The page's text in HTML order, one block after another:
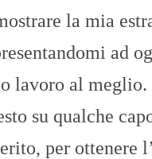
la mia
ad
lavoro al meglio.
su qualche
per ottenere